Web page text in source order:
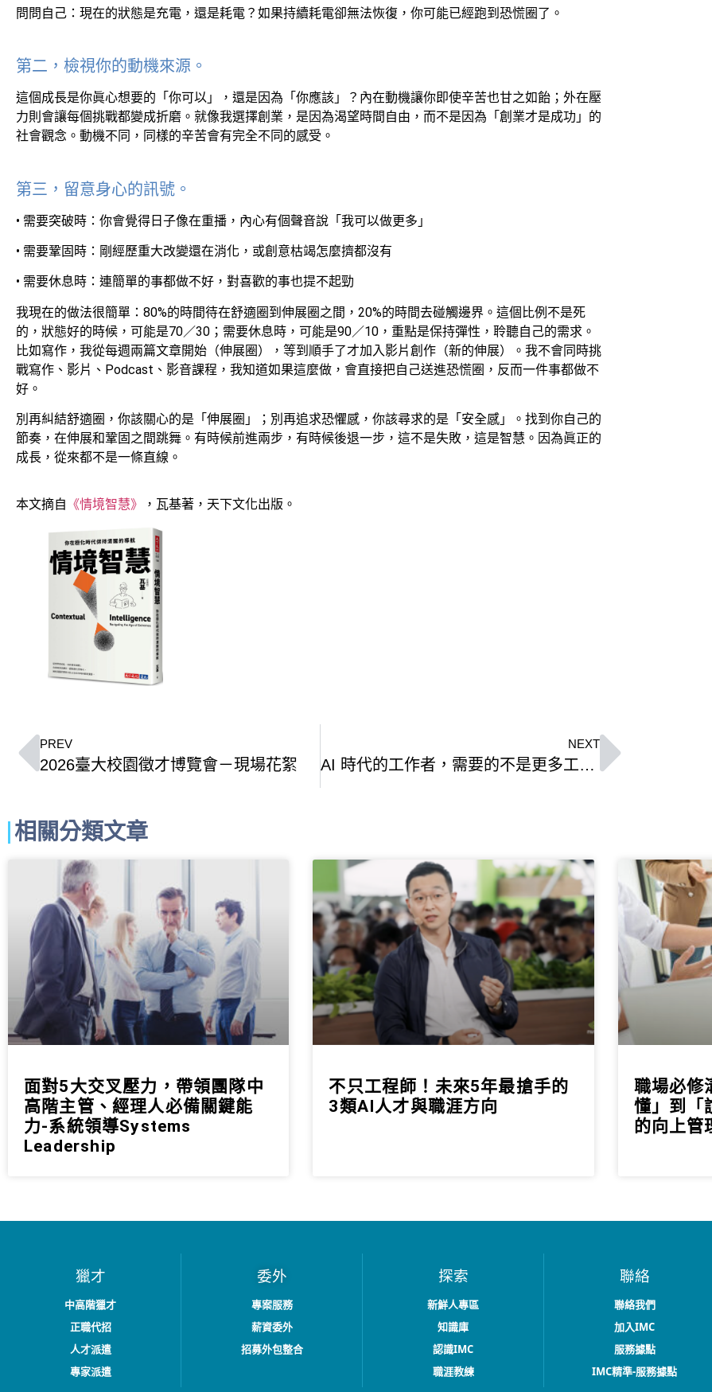
問問自己：現在的狀態是充電，還是耗電？如果持續耗電卻無法恢復，你可能已經跑到恐慌圈了。
第二，檢視你的動機來源。
這個成長是你眞心想要的「你可以」，還是因為「你應該」？內在動機讓你即使辛苦也甘之如飴；外在壓
力則會讓每個挑戰都變成折磨。就像我選擇創業，是因為渴望時間自由，而不是因為「創業才是成功」的
社會觀念。動機不同，同樣的辛苦會有完全不同的感受。
第三，留意身心的訊號。
• 需要突破時：你會覺得日子像在重播，內心有個聲音說「我可以做更多」
• 需要鞏固時：剛經歷重大改變還在消化，或創意枯竭怎麼擠都沒有
• 需要休息時：連簡單的事都做不好，對喜歡的事也提不起勁
我現在的做法很簡單：80%的時間待在舒適圈到伸展圈之間，20%的時間去碰觸邊界。這個比例不是死
的，狀態好的時候，可能是70／30；需要休息時，可能是90／10，重點是保持彈性，聆聽自己的需求。
比如寫作，我從每週兩篇文章開始（伸展圈），等到順手了才加入影片創作（新的伸展）。我不會同時挑
戰寫作、影片、Podcast、影音課程，我知道如果這麼做，會直接把自己送進恐慌圈，反而一件事都做不
好。
別再糾結舒適圈，你該關心的是「伸展圈」；別再追求恐懼感，你該尋求的是「安全感」。找到你自己的
節奏，在伸展和鞏固之間跳舞。有時候前進兩步，有時候後退一步，這不是失敗，這是智慧。因為眞正的
成長，從來都不是一條直線。
本文摘自 《情境智慧》 ，瓦基著，天下文化出版。
PREV
2026臺大校園徵才博覽會－現場花絮
NEXT
AI 時代的工作者，需要的不是更多工具，而是一套協作思維 -IMC精英導讀《工作者的 AI 共智模式》
相關分類文章
面對5大交叉壓力，帶領團隊中
高階主管、經理人必備關鍵能
力-系統領導Systems
Leadership
不只工程師！未來5年最搶手的
3類AI人才與職涯方向
職場必修
懂」到「
的向上管
獵才
中高階獵才
正職代招
人才派遣
專家派遣
委外
專案服務
薪資委外
招募外包整合
探索
新鮮人專區
知識庫
認識IMC
職涯教練
聯絡
聯絡我們
加入IMC
服務據點
IMC精準-服務據點